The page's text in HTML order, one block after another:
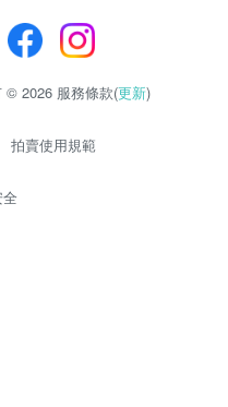
© 2026 服務條款(更新)
拍賣使用規範